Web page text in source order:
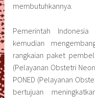
membutuhkannya.
Pemerintah
kemudian
rangkaian paket
(Pelayanan Obstetri
PONED (Pelayanan
bertujuan